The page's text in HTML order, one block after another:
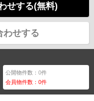
せする(無料)
わせする
公開物件数：0件
会員物件数：0件